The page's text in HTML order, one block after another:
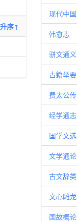
升序↑
现代中
韩愈志
骈文通义
古籍举要
费太公传
经学通志
国学文
文学通论
古文辞
文心雕
国故概论